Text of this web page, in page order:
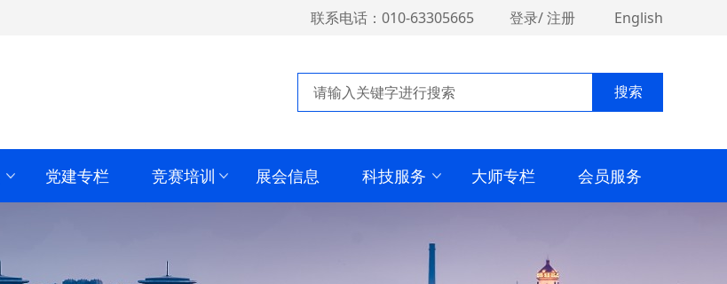
联系电话：010-63305665 登录/注册 English
搜索
党建专栏 竞赛培训 展会信息 科技服务 大师专栏 会员服务